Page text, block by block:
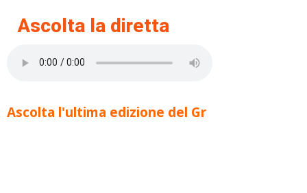
Ascolta la diretta
Ascolta l'ultima edizione del Gr